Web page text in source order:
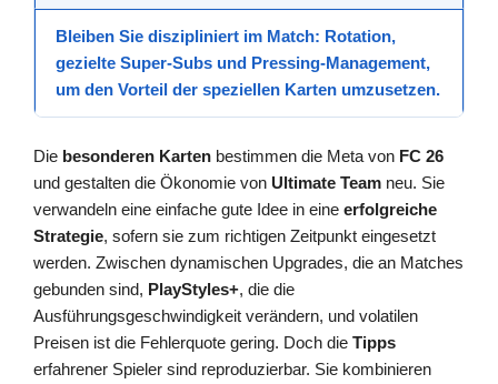
Bleiben Sie diszipliniert im Match: Rotation,
gezielte Super-Subs und Pressing-Management,
um den Vorteil der speziellen Karten umzusetzen.
Die besonderen Karten bestimmen die Meta von FC 26
und gestalten die Ökonomie von Ultimate Team neu. Sie
verwandeln eine einfache gute Idee in eine erfolgreiche
Strategie, sofern sie zum richtigen Zeitpunkt eingesetzt
werden. Zwischen dynamischen Upgrades, die an Matches
gebunden sind, PlayStyles+, die die
Ausführungsgeschwindigkeit verändern, und volatilen
Preisen ist die Fehlerquote gering. Doch die Tipps
erfahrener Spieler sind reproduzierbar. Sie kombinieren